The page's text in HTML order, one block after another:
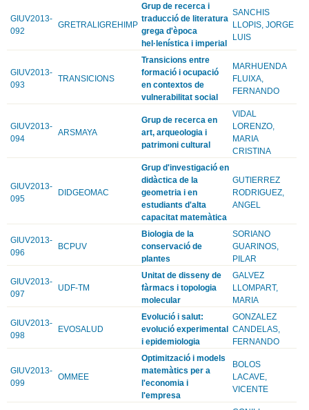
GIUV2013-
092
GRETRALIGREHIMP
Grup de recerca i
traducció de literatura
grega d'època
hel·lenística i imperial
SANCHIS
LLOPIS, JORGE
LUIS
GIUV2013-
093
TRANSICIONS
Transicions entre
formació i ocupació
en contextos de
vulnerabilitat social
MARHUENDA
FLUIXA,
FERNANDO
GIUV2013-
094
ARSMAYA
Grup de recerca en
art, arqueologia i
patrimoni cultural
VIDAL
LORENZO,
MARIA
CRISTINA
GIUV2013-
095
DIDGEOMAC
Grup d'investigació en
didàctica de la
geometria i en
estudiants d'alta
capacitat matemàtica
GUTIERREZ
RODRIGUEZ,
ANGEL
GIUV2013-
096
BCPUV
Biologia de la
conservació de
plantes
SORIANO
GUARINOS,
PILAR
GIUV2013-
097
UDF-TM
Unitat de disseny de
fàrmacs i topologia
molecular
GALVEZ
LLOMPART,
MARIA
GIUV2013-
098
EVOSALUD
Evolució i salut:
evolució experimental
i epidemiologia
GONZALEZ
CANDELAS,
FERNANDO
GIUV2013-
099
OMMEE
Optimització i models
matemàtics per a
l'economia i
l'empresa
BOLOS
LACAVE,
VICENTE